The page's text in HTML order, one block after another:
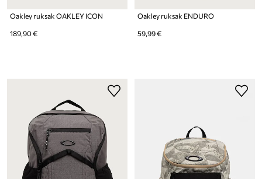
Oakley ruksak OAKLEY ICON
189,90 €
Oakley ruksak ENDURO
59,99 €